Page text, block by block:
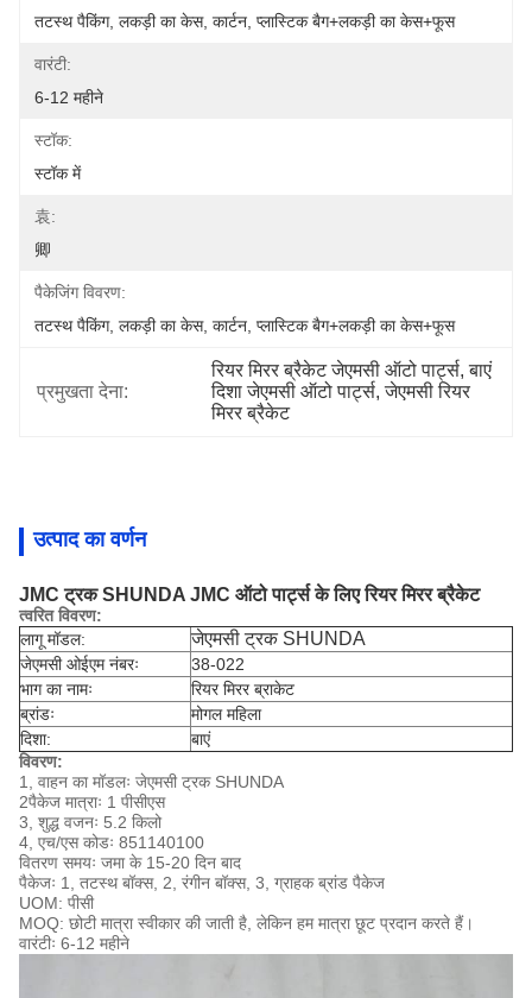
तटस्थ पैकिंग, लकड़ी का केस, कार्टन, प्लास्टिक बैग+लकड़ी का केस+फूस
वारंटी:
6-12 महीने
स्टॉक:
स्टॉक में
袁:
卿
पैकेजिंग विवरण:
तटस्थ पैकिंग, लकड़ी का केस, कार्टन, प्लास्टिक बैग+लकड़ी का केस+फूस
प्रमुखता देना:
रियर मिरर ब्रैकेट जेएमसी ऑटो पार्ट्स, बाएं
दिशा जेएमसी ऑटो पार्ट्स, जेएमसी रियर
मिरर ब्रैकेट
उत्पाद का वर्णन
JMC ट्रक SHUNDA JMC ऑटो पार्ट्स के लिए रियर मिरर ब्रैकेट
त्वरित विवरण:
लागू मॉडल:
जेएमसी ट्रक SHUNDA
जेएमसी ओईएम नंबरः
38-022
भाग का नामः
रियर मिरर ब्राकेट
ब्रांडः
मोगल महिला
दिशा:
बाएं
विवरण:
1, वाहन का मॉडलः जेएमसी ट्रक SHUNDA
2पैकेज मात्राः 1 पीसीएस
3, शुद्ध वजनः 5.2 किलो
4, एच/एस कोडः 851140100
वितरण समयः जमा के 15-20 दिन बाद
पैकेजः 1, तटस्थ बॉक्स, 2, रंगीन बॉक्स, 3, ग्राहक ब्रांड पैकेज
UOM: पीसी
MOQ: छोटी मात्रा स्वीकार की जाती है, लेकिन हम मात्रा छूट प्रदान करते हैं।
वारंटीः 6-12 महीने